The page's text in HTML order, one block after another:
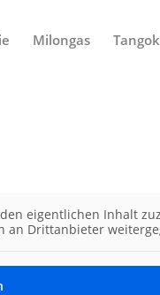
Milongas
eigentlichen Inhalt
an Drittanbieter